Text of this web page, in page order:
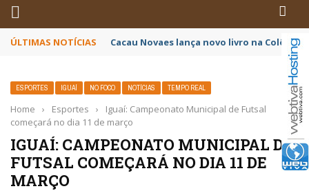
ÚLTIMAS NOTÍCIAS Poetas baianos representam o Brasil no
ESPORTES IGUAÍ NO FOCO NOTÍCIAS TEMPO REAL
Home › Esportes ›
Iguaí: Campeonato Municipal de Futsal
começará no dia 11 de março
IGUAÍ: CAMPEONATO MUNICIPAL DE
FUTSAL COMEÇARÁ NO DIA 11 DE
MARÇO